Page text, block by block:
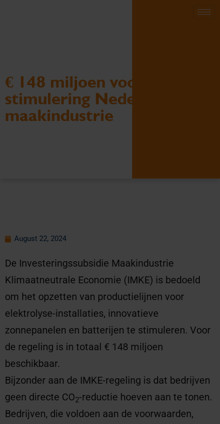
€ 148 miljoen voor
stimulering Nederlandse
maakindustrie
August 22, 2024
De Investeringssubsidie Maakindustrie
Klimaatneutrale Economie (IMKE) is bedoeld
om het opzetten van productielijnen voor
elektrolyse-installaties, innovatieve
zonnepanelen en batterijen te stimuleren. Voor
de regeling is in totaal € 148 miljoen
beschikbaar.
Bijzonder aan de IMKE-regeling is dat bedrijven
geen directe CO2-reductie hoeven aan te tonen.
Bedrijven, die voldoen aan de voorwaarden,